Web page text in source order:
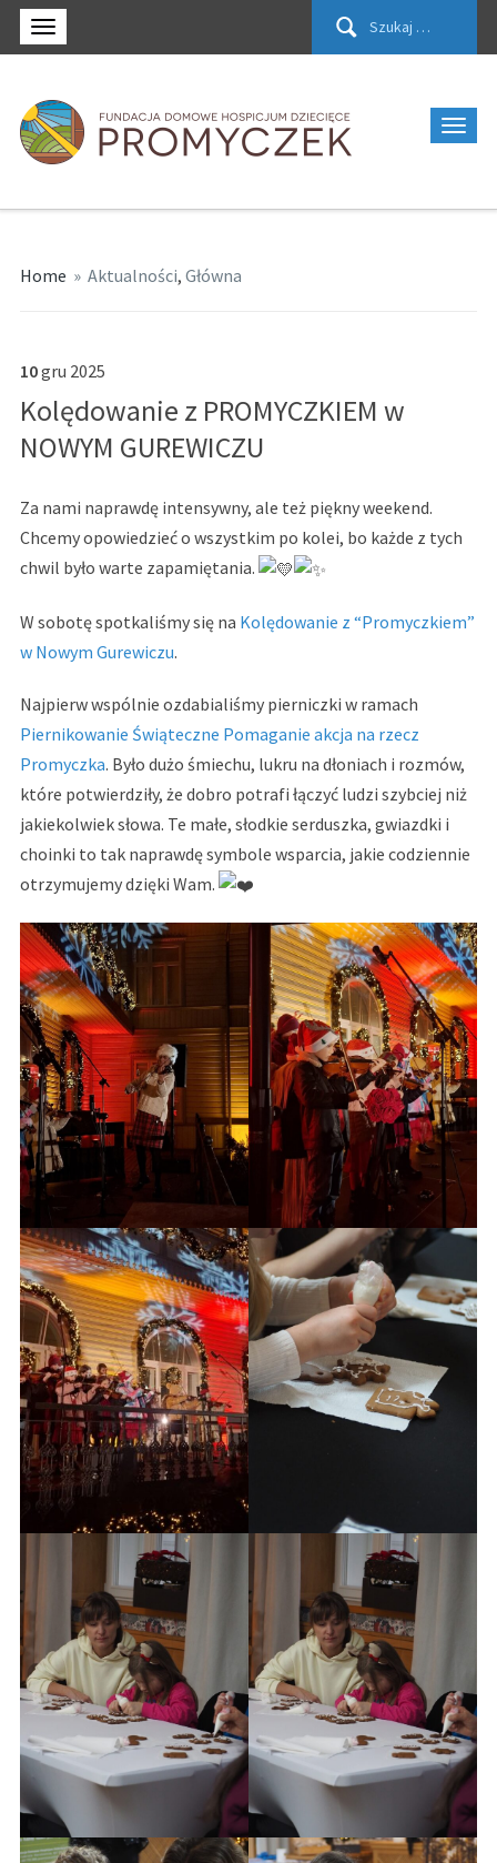
Szukaj:
Home » Aktualności, Główna
10gru 2025
Kolędowanie z PROMYCZKIEM w
NOWYM GUREWICZU
Za nami naprawdę intensywny, ale też piękny weekend.
Chcemy opowiedzieć o wszystkim po kolei, bo każde z tych
chwil było warte zapamiętania.
W sobotę spotkaliśmy się na Kolędowanie z “Promyczkiem”
w Nowym Gurewiczu.
Najpierw wspólnie ozdabialiśmy pierniczki w ramach
Piernikowanie Świąteczne Pomaganie akcja na rzecz
Promyczka. Było dużo śmiechu, lukru na dłoniach i rozmów,
które potwierdziły, że dobro potrafi łączyć ludzi szybciej niż
jakiekolwiek słowa. Te małe, słodkie serduszka, gwiazdki i
choinki to tak naprawdę symbole wsparcia, jakie codziennie
otrzymujemy dzięki Wam.